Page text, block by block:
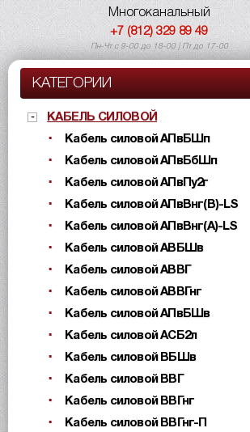
Многоканальный
+7 (812) 329 89 49
Пн-Чт с 9-00 до 18-00 | Пт до 17-00
КАТЕГОРИИ
КАБЕЛЬ СИЛОВОЙ
Кабель силовой АПвБШп
Кабель силовой АПвБбШп
Кабель силовой АПвПу2г
Кабель силовой АПвВнг(B)-LS
Кабель силовой АПвВнг(A)-LS
Кабель силовой АВБШв
Кабель силовой АВВГ
Кабель силовой АВВГнг
Кабель силовой АПвБШв
Кабель силовой АСБ2л
Кабель силовой ВБШв
Кабель силовой ВВГ
Кабель силовой ВВГнг
Кабель силовой ВВГнг-П